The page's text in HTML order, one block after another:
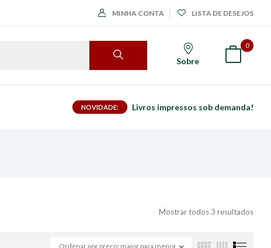
MINHA CONTA LISTA DE DESEJOS
Sobre
0
NOVIDADE: Livros impressos sob demanda!
Mostrar todos 3 resultados
Ordenar por preço: maior para menor